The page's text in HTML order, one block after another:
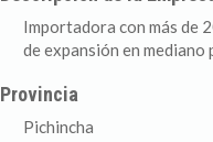
Importadora con más de
de expansión en mediano
Provincia
Pichincha